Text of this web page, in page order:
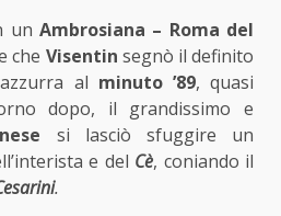
un Ambrosiana – Roma del
che Visentin segnò il definito
al minuto ’89, quasi
dopo, il grandissimo e
si lasciò sfuggire un
e del Cè, coniando il
.